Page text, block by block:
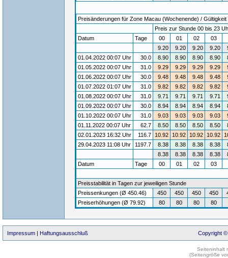
Preisänderungen für Zone Macau (Wochenende) / Gültigkeit
Preis zur Stunde 00 bis 23
Datum
Tage 00 01 02 03
9.20
9.20 9.20 9.20
01.04.2022 00:07 Uhr
30.0 8.90 8.90 8.90 8.90
01.05.2022 00:07 Uhr
31.0 9.29 9.29 9.29 9.29
01.06.2022 00:07 Uhr
30.0 9.48 9.48 9.48 9.48
01.07.2022 01:07 Uhr
31.0 9.82 9.82 9.82 9.82
01.08.2022 00:07 Uhr
31.0 9.71 9.71 9.71 9.71
01.09.2022 00:07 Uhr
30.0 8.94 8.94 8.94 8.94
01.10.2022 00:07 Uhr
31.0 9.03 9.03 9.03 9.03
01.11.2022 00:07 Uhr
62.7 8.50 8.50 8.50 8.50
02.01.2023 16:32 Uhr
116.7 10.92 10.92 10.92 10.92
29.04.2023 11:08 Uhr
1197.7 8.38 8.38 8.38 8.38
8.38
8.38 8.38 8.38
Datum
Tage 00 01 02 03
Preisstabilität in Tagen zur jeweiligen Stunde
Preissenkungen (Ø 450.46)
450 450 450 450
Preiserhöhungen (Ø 79.92)
80 80 80 80
Impressum | Haftungsausschluß Copyright ©
Seiteninhalt
(Seitengröße